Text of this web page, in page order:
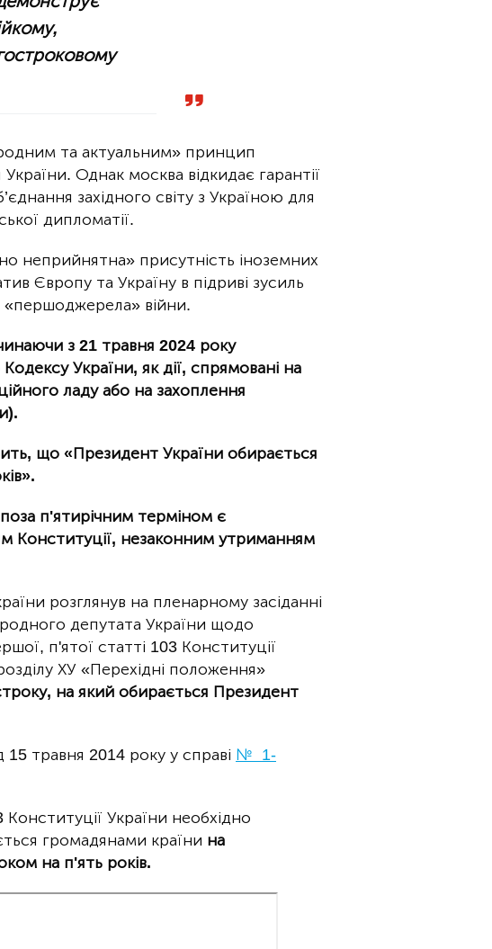
та актуальним» принцип
Однак москва відкидає гарантії
західного світу з Україною для
дипломатії.
неприйнятна» присутність іноземних
Європу та Україну в підриві зусиль
війни.
з 21 травня 2024 року
України, як дії, спрямовані на
ладу або на захоплення
що «Президент України обирається
п'ятирічним терміном є
Конституції, незаконним утриманням
розглянув на пленарному засіданні
депутата України щодо
п'ятої статті 103 Конституції
ХУ «Перехідні положення»
на який обирається Президент
травня 2014 року у справі № 1-
України необхідно
громадянами країни на
на п'ять років.